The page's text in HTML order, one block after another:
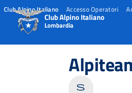
Club Alpino Italiano Accesso Operatori
Club Alpino Italiano
Lombardia
s